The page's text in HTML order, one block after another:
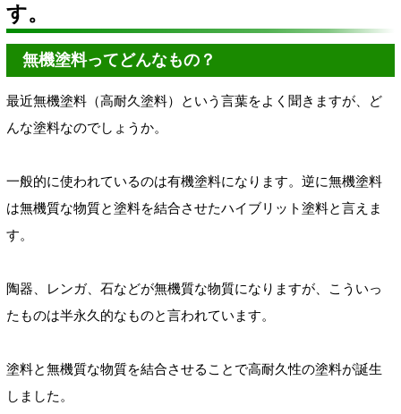
す。
無機塗料ってどんなもの？
最近無機塗料（高耐久塗料）という言葉をよく聞きますが、ど
んな塗料なのでしょうか。
一般的に使われているのは有機塗料になります。逆に無機塗料
は無機質な物質と塗料を結合させたハイブリット塗料と言えま
す。
陶器、レンガ、石などが無機質な物質になりますが、こういっ
たものは半永久的なものと言われています。
塗料と無機質な物質を結合させることで高耐久性の塗料が誕生
しました。